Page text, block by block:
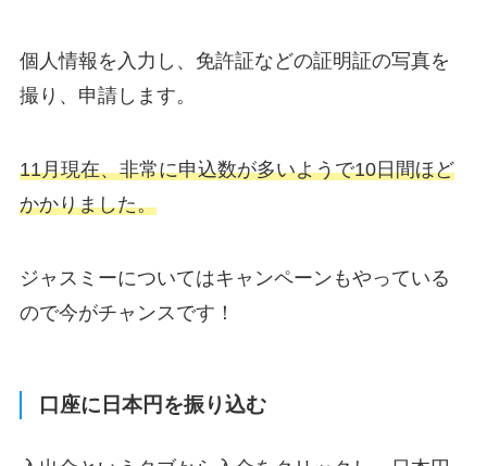
個人情報を入力し、免許証などの証明証の写真を
撮り、申請します。
11月現在、非常に申込数が多いようで10日間ほど
かかりました。
ジャスミーについてはキャンペーンもやっている
ので今がチャンスです！
口座に日本円を振り込む